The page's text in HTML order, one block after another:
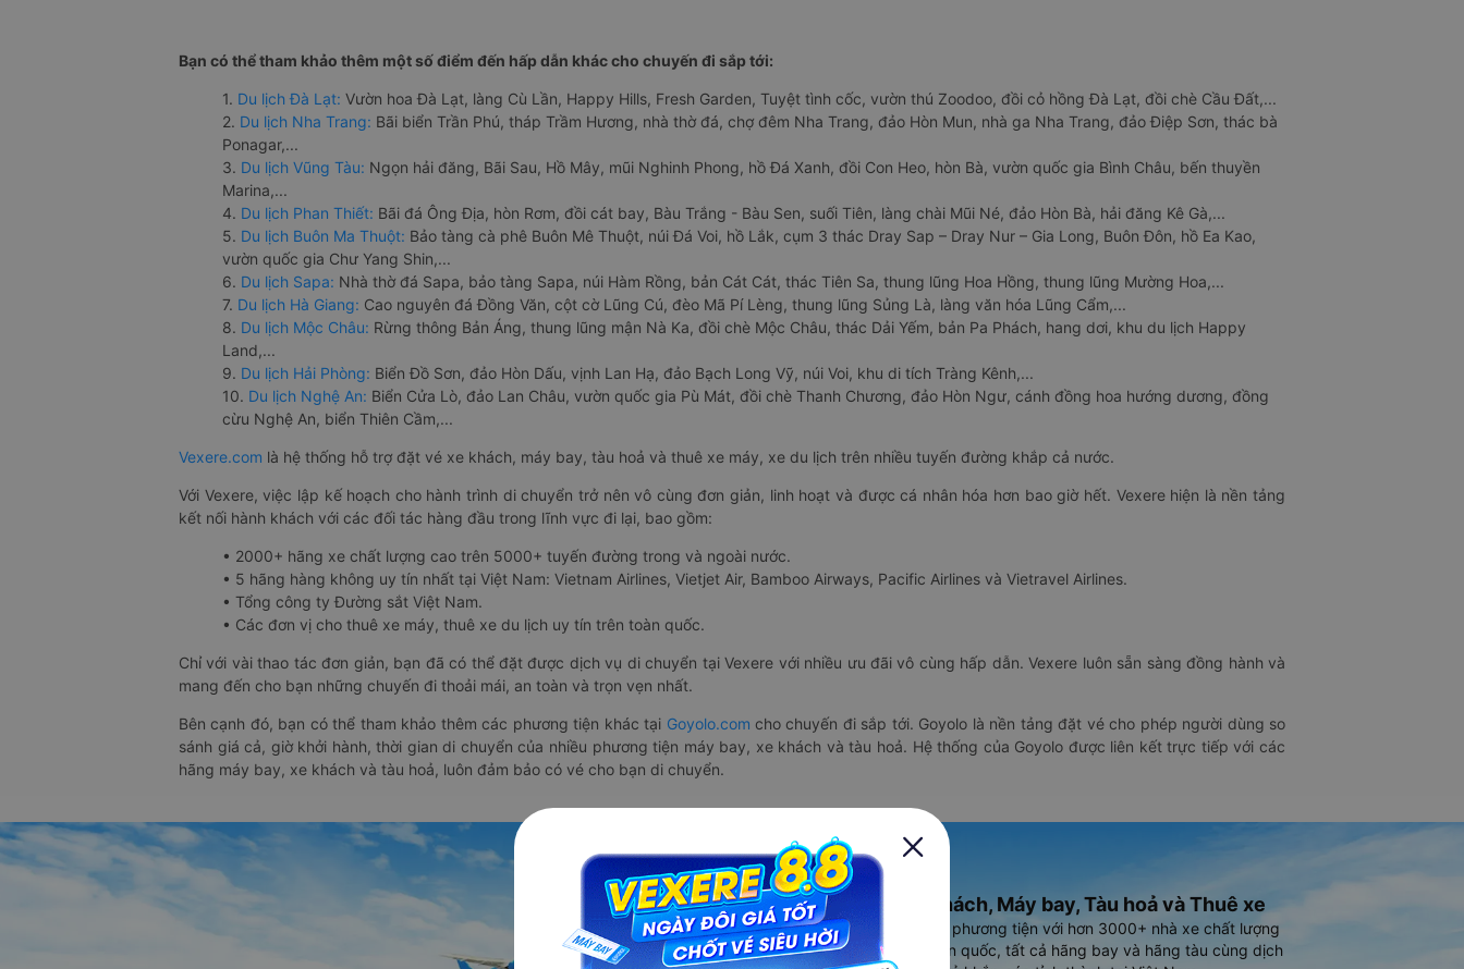
Bạn có thể tham khảo thêm một số điểm đến hấp dẫn khác cho chuyến đi sắp tới:
1. Du lịch Đà Lạt: Vườn hoa Đà Lạt, làng Cù Lần, Happy Hills, Fresh Garden, Tuyệt tình cốc, vườn thú Zoodoo, đồi cỏ hồng Đà Lạt, đồi chè Cầu Đất,...
2. Du lịch Nha Trang: Bãi biển Trần Phú, tháp Trầm Hương, nhà thờ đá, chợ đêm Nha Trang, đảo Hòn Mun, nhà ga Nha Trang, đảo Điệp Sơn, thác bà
Ponagar,...
3. Du lịch Vũng Tàu: Ngọn hải đăng, Bãi Sau, Hồ Mây, mũi Nghinh Phong, hồ Đá Xanh, đồi Con Heo, hòn Bà, vườn quốc gia Bình Châu, bến thuyền
Marina,...
4. Du lịch Phan Thiết: Bãi đá Ông Địa, hòn Rơm, đồi cát bay, Bàu Trắng - Bàu Sen, suối Tiên, làng chài Mũi Né, đảo Hòn Bà, hải đăng Kê Gà,...
5. Du lịch Buôn Ma Thuột: Bảo tàng cà phê Buôn Mê Thuột, núi Đá Voi, hồ Lắk, cụm 3 thác Dray Sap – Dray Nur – Gia Long, Buôn Đôn, hồ Ea Kao,
vườn quốc gia Chư Yang Shin,...
6. Du lịch Sapa: Nhà thờ đá Sapa, bảo tàng Sapa, núi Hàm Rồng, bản Cát Cát, thác Tiên Sa, thung lũng Hoa Hồng, thung lũng Mường Hoa,...
7. Du lịch Hà Giang: Cao nguyên đá Đồng Văn, cột cờ Lũng Cú, đèo Mã Pí Lèng, thung lũng Sủng Là, làng văn hóa Lũng Cẩm,...
8. Du lịch Mộc Châu: Rừng thông Bản Áng, thung lũng mận Nà Ka, đồi chè Mộc Châu, thác Dải Yếm, bản Pa Phách, hang dơi, khu du lịch Happy
Land,...
9. Du lịch Hải Phòng: Biển Đồ Sơn, đảo Hòn Dấu, vịnh Lan Hạ, đảo Bạch Long Vỹ, núi Voi, khu di tích Tràng Kênh,...
10. Du lịch Nghệ An: Biển Cửa Lò, đảo Lan Châu, vườn quốc gia Pù Mát, đồi chè Thanh Chương, đảo Hòn Ngư, cánh đồng hoa hướng dương, đồng
cừu Nghệ An, biển Thiên Cầm,...
Vexere.com là hệ thống hỗ trợ đặt vé xe khách, máy bay, tàu hoả và thuê xe máy, xe du lịch trên nhiều tuyến đường khắp cả nước.
Với Vexere, việc lập kế hoạch cho hành trình di chuyển trở nên vô cùng đơn giản, linh hoạt và được cá nhân hóa hơn bao giờ hết. Vexere hiện là nền tảng
kết nối hành khách với các đối tác hàng đầu trong lĩnh vực đi lại, bao gồm:
• 2000+ hãng xe chất lượng cao trên 5000+ tuyến đường trong và ngoài nước.
• 5 hãng hàng không uy tín nhất tại Việt Nam: Vietnam Airlines, Vietjet Air, Bamboo Airways, Pacific Airlines và Vietravel Airlines.
• Tổng công ty Đường sắt Việt Nam.
• Các đơn vị cho thuê xe máy, thuê xe du lịch uy tín trên toàn quốc.
Chỉ với vài thao tác đơn giản, bạn đã có thể đặt được dịch vụ di chuyển tại Vexere với nhiều ưu đãi vô cùng hấp dẫn. Vexere luôn sẵn sàng đồng hành và
mang đến cho bạn những chuyến đi thoải mái, an toàn và trọn vẹn nhất.
Bên cạnh đó, bạn có thể tham khảo thêm các phương tiện khác tại Goyolo.com cho chuyến đi sắp tới. Goyolo là nền tảng đặt vé cho phép người dùng so
sánh giá cả, giờ khởi hành, thời gian di chuyển của nhiều phương tiện máy bay, xe khách và tàu hoả. Hệ thống của Goyolo được liên kết trực tiếp với các
hãng máy bay, xe khách và tàu hoả, luôn đảm bảo có vé cho bạn di chuyển.
Ứng dụng đặt vé Xe khách, Máy bay, Tàu hoả và Thuê xe
Vexere - ứng dụng đặt vé đa phương tiện với hơn 3000+ nhà xe chất lượng
cao, 5000+ tuyến đường toàn quốc, tất cả hãng bay và hãng tàu cùng dịch